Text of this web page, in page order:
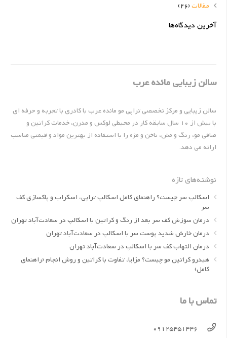
مقالات(26)
آخرین دیدگاه‌ها
سالن زیبایی مائده عرب
سالن زیبایی و مرکز تخصصی تراپی مو مائده عرب با کادری با تجربه و حرفه ای
با بیش از 10 سال سابقه کار در محیطی لوکس و مدرن، خدمات کراتین و
صافی مو، رنگ و مش، ناخن و مژه را با استفاده از بهترین مواد و قیمتی مناسب
ارائه می دهد.
نوشته‌های تازه
اسکالپ سر چیست؟ راهنمای کامل اسکالپ تراپی، اسکراب و پاکسازی کف
سر
درمان سوزش کف سر بعد از رنگ و کراتین با اسکالپ در سعادت‌آباد تهران
درمان خارش شدید پوست سر با اسکالپ در سعادت‌آباد تهران
درمان التهاب کف سر با اسکالپ در سعادت‌آباد تهران
هیدرو کراتین مو چیست؟ مزایا، تفاوت با کراتین و روش انجام (راهنمای
کامل)
تماس با ما
09125451446